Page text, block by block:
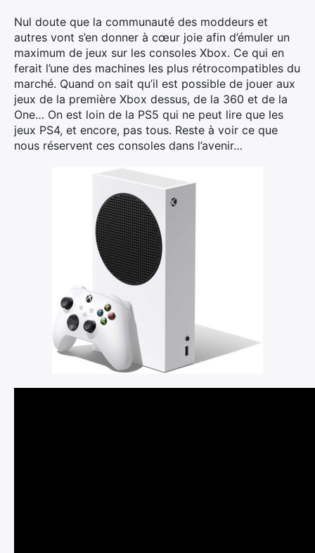
Nul doute que la communauté des moddeurs et
autres vont s’en donner à cœur joie afin d’émuler un
maximum de jeux sur les consoles Xbox. Ce qui en
ferait l’une des machines les plus rétrocompatibles du
marché. Quand on sait qu’il est possible de jouer aux
jeux de la première Xbox dessus, de la 360 et de la
One… On est loin de la PS5 qui ne peut lire que les
jeux PS4, et encore, pas tous. Reste à voir ce que
nous réservent ces consoles dans l’avenir…